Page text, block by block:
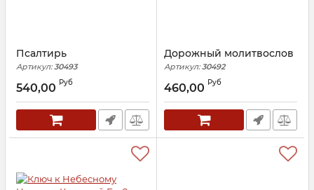
Псалтирь
Артикул: 30493
540,00 Руб
Дорожный молитвослов
Артикул: 30492
460,00 Руб